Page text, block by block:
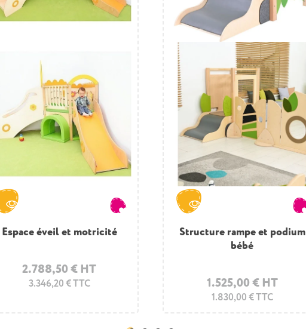
Espace éveil et motricité
2.788,50 € HT
3.346,20 € TTC
Structure rampe et podium
bébé
1.525,00 € HT
1.830,00 € TTC